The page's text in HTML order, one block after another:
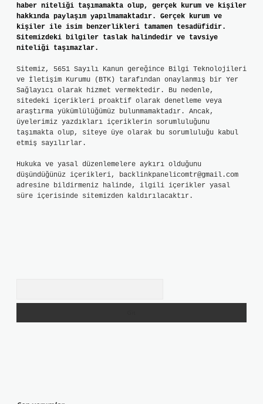
haber niteliği taşımamakta olup, gerçek kurum ve kişiler
hakkında paylaşım yapılmamaktadır. Gerçek kurum ve
kişiler ile isim benzerlikleri tamamen tesadüfidir.
Sitemizdeki bilgiler taslak halindedir ve tavsiye
niteliği taşımazlar.
Sitemiz, 5651 Sayılı Kanun gereğince Bilgi Teknolojileri
ve İletişim Kurumu (BTK) tarafından onaylanmış bir Yer
Sağlayıcı olarak hizmet vermektedir. Bu nedenle,
sitedeki içerikleri proaktif olarak denetleme veya
araştırma yükümlülüğümüz bulunmamaktadır. Ancak,
üyelerimiz yazdıkları içeriklerin sorumluluğunu
taşımakta olup, siteye üye olarak bu sorumluluğu kabul
etmiş sayılırlar.
Hukuka ve yasal düzenlemelere aykırı olduğunu
düşündüğünüz içerikleri, backlinkpanelicomtr@gmail.com
adresine bildirmeniz halinde, ilgili içerikler yasal
süre içerisinde sitemizden kaldırılacaktır.